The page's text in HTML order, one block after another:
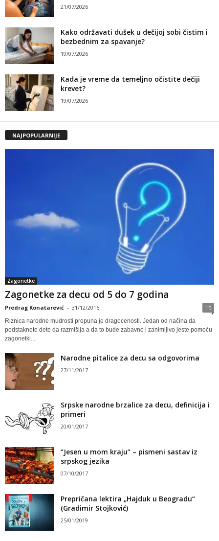
21/07/2026
Kako održavati dušek u dečijoj sobi čistim i
bezbednim za spavanje?
19/07/2026
Kada je vreme da temeljno očistite dečiji
krevet?
19/07/2026
NAJPOPULARNIJE
Zagonetke
Zagonetke za decu od 5 do 7 godina
Predrag Konatarević - 31/12/2016 15
Riznica narodne mudrosti prepuna je dragocenosti. Jedan od načina da
podstaknete dete da razmišlja a da to bude zabavno i zanimljivo jeste pomoću
zagonetki....
Narodne pitalice za decu sa odgovorima
27/11/2017
Srpske narodne brzalice za decu, definicija i
primeri
20/01/2017
“Jesen u mom kraju” – pismeni sastav iz
srpskog jezika
07/10/2017
Prepričana lektira „Hajduk u Beogradu“
(Gradimir Stojković)
25/01/2019